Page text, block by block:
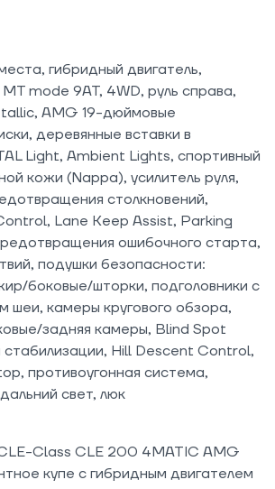
гибридный двигатель,
mode 9AT, 4WD, руль справа,
AMG 19-дюймовые
деревянные вставки в
Light, Ambient Lights, спортивный
кожи (Nappa), усилитель руля,
столкновений,
Lane Keep Assist, Parking
ошибочного старта,
подушки безопасности:
боковые/шторки, подголовники с
шеи, камеры кругового обзора,
задняя камеры, Blind Spot
Hill Descent Control,
противоугонная система,
свет, люк
Class CLE 200 4MATIC AMG
купе с гибридным двигателем